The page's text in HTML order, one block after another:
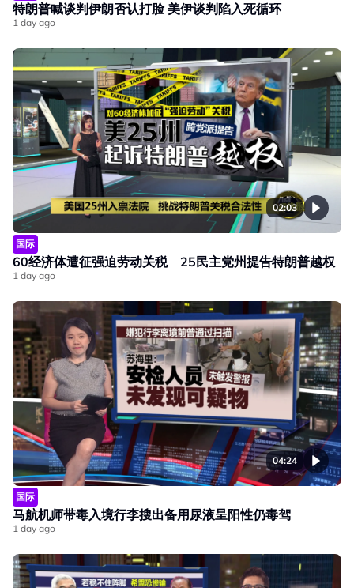
特朗普喊谈判伊朗否认打脸 美伊谈判陷入死循环
1 day ago
02:03
国际
60经济体遭征强迫劳动关税 25民主党州提告特朗普越权
1 day ago
04:24
国际
马航机师带毒入境行李搜出备用尿液呈阳性仍毒驾
1 day ago